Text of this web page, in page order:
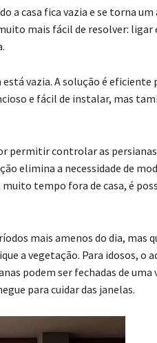
a casa fica vazia e se torna
mais fácil de resolver: ligar
vazia. A solução é
e fácil de instalar, mas
permitir controlar as
elimina a necessidade de
tempo fora de casa, é
mais amenos do dia, mas
a vegetação. Para idosos, o
podem ser fechadas de uma
para cuidar das janelas.